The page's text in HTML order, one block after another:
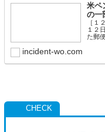
米ペ
の一
［１
１２
た郵
紙の
incident-wo.com